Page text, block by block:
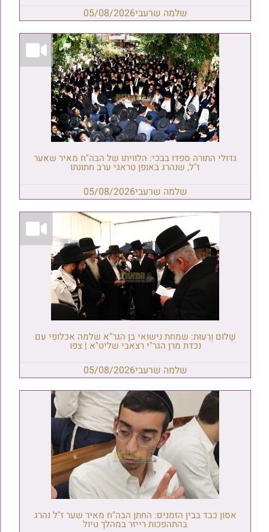
שלמה שרעבי05/08/2026
גדולי התורה ספדו בבכי: הלוויתו של הבה"ח מאיר שאער
ז"ל, שנהרג באופן טראגי ערב חתונתו
שלמה שרעבי05/08/2026
שָׁלוֹם וְרֵעוּת: שמחת נישואי בן הגר"א שלמה אכלופי עם
נכדת מרן הגר"י רצאבי שליט"א | צפו
שלמה שרעבי05/08/2026
אסון כבד בבין הזמנים: החתן הבה"ח מאיר שער ז"ל נהרג
בהתהפכות רייזר במהלך טיול